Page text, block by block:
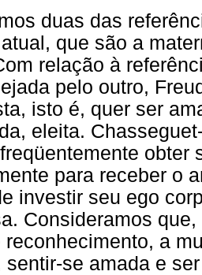
duas das
que são a
relação à
pelo outro,
isto é, quer ser
eleita.
obter
para receber o
investir seu ego
Consideramos
reconhecimento, a
sentir-se amada e